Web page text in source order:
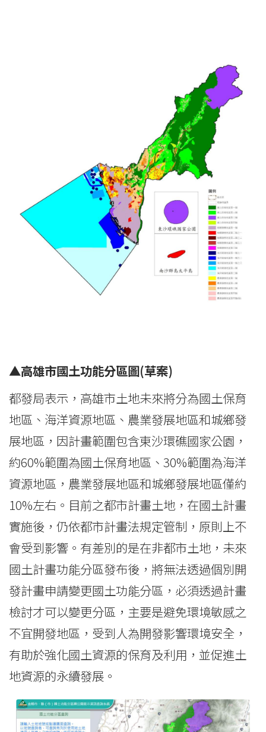
▲高雄市國土功能分區圖(草案)
都發局表示，高雄市土地未來將分為國土保育
地區、海洋資源地區、農業發展地區和城鄉發
展地區，因計畫範圍包含東沙環礁國家公園，
約60%範圍為國土保育地區、30%範圍為海洋
資源地區，農業發展地區和城鄉發展地區僅約
10%左右。目前之都市計畫土地，在國土計畫
實施後，仍依都市計畫法規定管制，原則上不
會受到影響。有差別的是在非都市土地，未來
國土計畫功能分區發布後，將無法透過個別開
發計畫申請變更國土功能分區，必須透過計畫
檢討才可以變更分區，主要是避免環境敏感之
不宜開發地區，受到人為開發影響環境安全，
有助於強化國土資源的保育及利用，並促進土
地資源的永續發展。